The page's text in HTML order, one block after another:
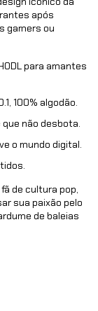
após
gamers ou
para amantes
100% algodão.
não desbota.
o mundo digital.
de cultura pop,
sua paixão pelo
de baleias